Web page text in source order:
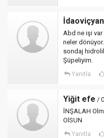
Abd ne işi
neler
sondaj
Şüpeliyim.
Yanıtla
Yiğit efe /
İNŞALAH
OlSUN
Yanıtla